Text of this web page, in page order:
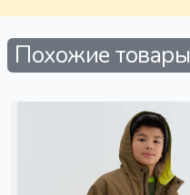
Похожие товары